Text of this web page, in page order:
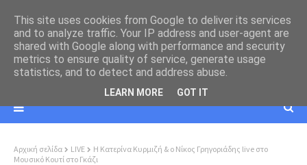
Αρχική σελίδα LIVE
Η Κατερίνα Κυρμιζή & ο Νίκος Γρηγοριάδης live στο
Μουσικό Κουτί στο Γκάζι
This site uses cookies from Google to deliver its services
and to analyze traffic. Your IP address and user-agent are
shared with Google along with performance and security
metrics to ensure quality of service, generate usage
statistics, and to detect and address abuse.
LEARN MORE GOT IT